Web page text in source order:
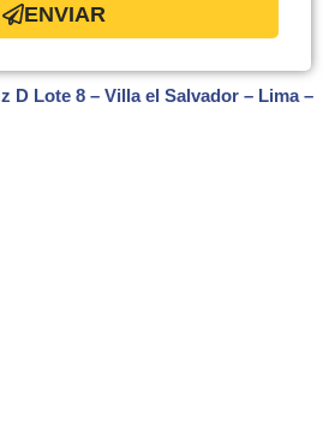
ENVIAR
D Lote 8 – Villa el Salvador – Lima –